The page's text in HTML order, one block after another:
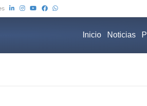
Inicio Noticias